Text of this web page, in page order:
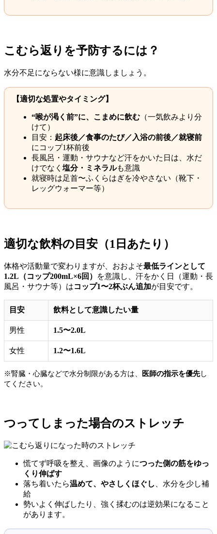
こむら返りを予防するには？
水分不足にならない様に意識しましょう。
【適切な処置やタイミング】
“喉が渇く前”に、こまめに飲む （一気飲みより分
けて）
目安： 起床後／食事のたび／入浴の前後／就寝前
にコップ1杯前後
長風呂・運動・サウナなど汗をかいた日は、水だ
けでなく 塩分・ミネラルも意識
就寝時は足首〜ふくらはぎを冷やさない（靴下・
レッグウォーマー等）
適切な飲料の目安（1日あたり）
体格や活動量で変わりますが、おおよそ最低ラインとして
1.2L（コップ200mL×6回）
を意識し、汗をかく日（運動・長
風呂・サウナ等）はコップ1〜2杯ぶん追加が目安です。
目安 飲料として意識したい量
男性 1.5〜2.0L
女性 1.2〜1.6L
※腎臓・心臓などで水分制限がある方は、 医師の指示を優先し
てください。
つってしまった場合のストレッチ
慌てず呼吸を整え、画像のようにつった側の筋をゆっ
くり伸ばす
落ち着いたら温めて、やさしくほぐし
、水分を少し補
給
勢いよく伸ばしたり、強く揉むのは逆効果になること
があります。